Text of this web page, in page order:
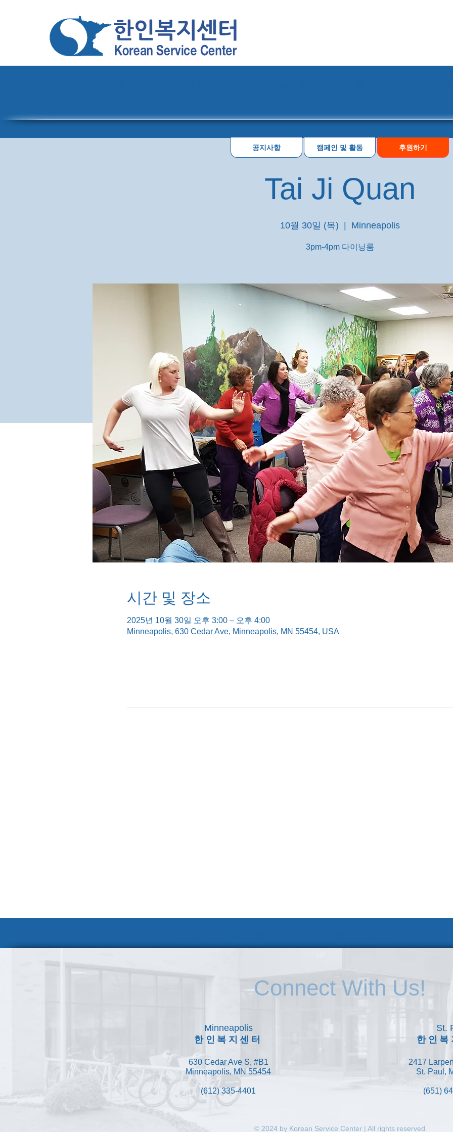
Tai Ji Quan
10월 30일 (목) Minneapolis
3pm-4pm 다이닝룸
시간 및 장소
2025년 10월 30일 오후 3:00 – 오후 4:00
Minneapolis, 630 Cedar Ave, Minneapolis, MN 55454, USA
공지사항 캠페인 및 활동 후원하기
Connect With Us!
Minneapolis
한인복지센터
630 Cedar Ave S, #B1
Minneapolis, MN 55454
(612) 335-4401
St.
한인복
2417
St. Paul,
(651)
© 2024 by Korean Service Center | All rights reserved